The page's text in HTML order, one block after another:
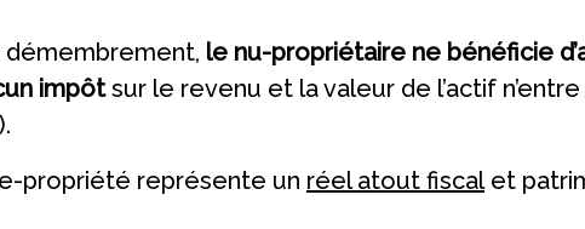
démembrement, le nu-propriétaire ne bénéficie
impôtsur le revenu et la valeur de l’actif
propriété représente un réel atout fiscalet